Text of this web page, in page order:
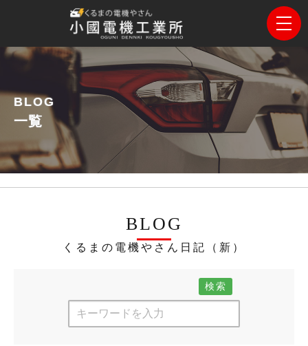
BLOG
一覧
BLOG
くるまの電機やさん日記（新）
検索